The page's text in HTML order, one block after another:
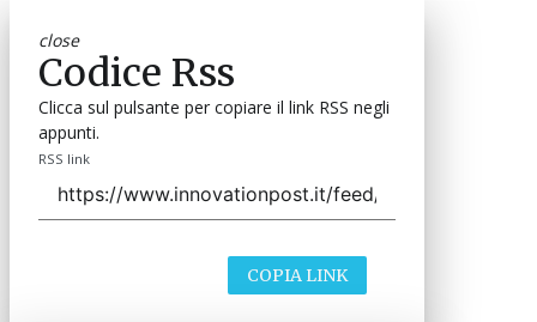
close
Codice Rss
Clicca sul pulsante per copiare il link RSS negli
appunti.
RSS link
COPIA LINK